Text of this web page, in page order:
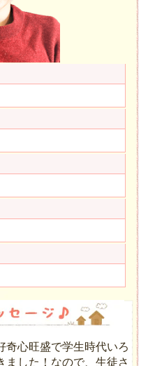
奇心旺盛で学生時代いろ
ました！なので、生徒さ